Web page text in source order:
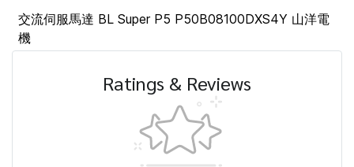
交流伺服馬達 BL Super P5 P50B08100DXS4Y 山洋電
機
Ratings & Reviews